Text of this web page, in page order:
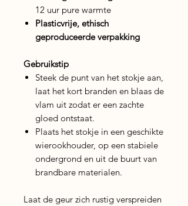
12 uur pure warmte
Plasticvrije, ethisch
geproduceerde verpakking
Gebruikstip
Steek de punt van het stokje aan,
laat het kort branden en blaas de
vlam uit zodat er een zachte
gloed ontstaat.
Plaats het stokje in een geschikte
wierookhouder, op een stabiele
ondergrond en uit de buurt van
brandbare materialen.
Laat de geur zich rustig verspreiden